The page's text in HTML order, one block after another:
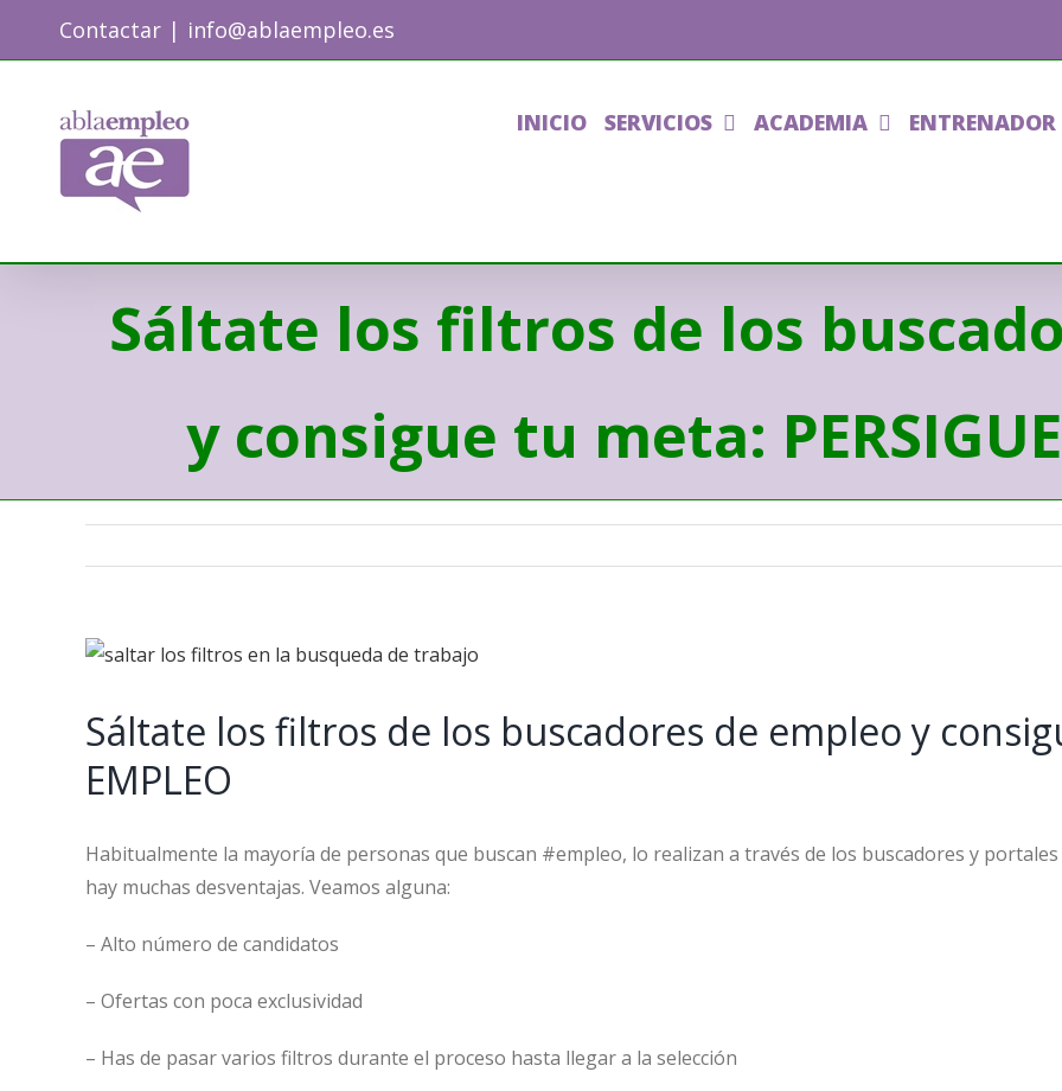
Contactar | info@ablaempleo.es
INICIO SERVICIOS ACADEMIA
Sáltate los filtros de los
y consigue tu meta:
View
Image
Sáltate los filtros de los buscadores de empleo y
EMPLEO
Habitualmente la mayoría de personas que buscan #empleo, lo realizan a través de los buscadores y
hay muchas desventajas. Veamos alguna:
– Alto número de candidatos
– Ofertas con poca exclusividad
– Has de pasar varios filtros durante el proceso hasta llegar a la selección